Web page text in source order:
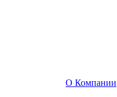
О Компании